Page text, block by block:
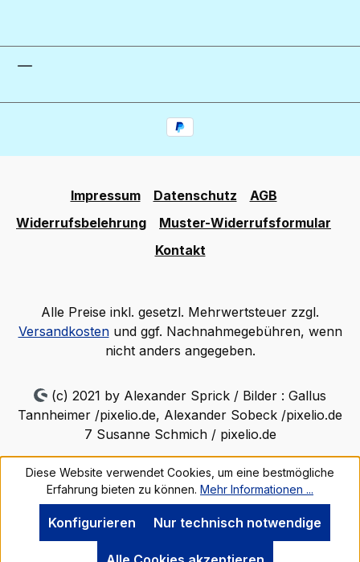
Impressum Datenschutz
AGB
Widerrufsbelehrung
Muster-Widerrufsformular
Kontakt
Alle Preise inkl. gesetzl. Mehrwertsteuer zzgl.
Versandkostenund ggf. Nachnahmegebühren, wenn
nicht anders angegeben.
(c) 2021 by Alexander Sprick / Bilder : Gallus
Tannheimer /pixelio.de, Alexander Sobeck /pixelio.de
7 Susanne Schmich / pixelio.de
Diese Website verwendet Cookies, um eine bestmögliche
Erfahrung bieten zu können. Mehr Informationen ...
Nur technisch notwendige
Konfigurieren